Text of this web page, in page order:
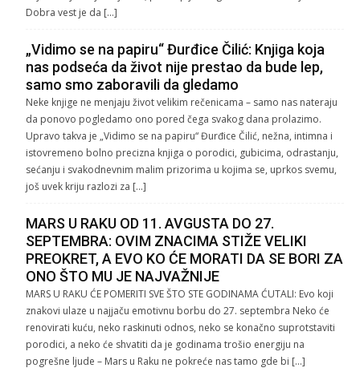
Dobra vest je da […]
„Vidimo se na papiru“ Đurđice Čilić: Knjiga koja
nas podseća da život nije prestao da bude lep,
samo smo zaboravili da gledamo
Neke knjige ne menjaju život velikim rečenicama – samo nas nateraju
da ponovo pogledamo ono pored čega svakog dana prolazimo.
Upravo takva je „Vidimo se na papiru“ Đurđice Čilić, nežna, intimna i
istovremeno bolno precizna knjiga o porodici, gubicima, odrastanju,
sećanju i svakodnevnim malim prizorima u kojima se, uprkos svemu,
još uvek kriju razlozi za […]
MARS U RAKU OD 11. AVGUSTA DO 27.
SEPTEMBRA: OVIM ZNACIMA STIŽE VELIKI
PREOKRET, A EVO KO ĆE MORATI DA SE BORI ZA
ONO ŠTO MU JE NAJVAŽNIJE
MARS U RAKU ĆE POMERITI SVE ŠTO STE GODINAMA ĆUTALI: Evo koji
znakovi ulaze u najjaču emotivnu borbu do 27. septembra Neko će
renovirati kuću, neko raskinuti odnos, neko se konačno suprotstaviti
porodici, a neko će shvatiti da je godinama trošio energiju na
pogrešne ljude – Mars u Raku ne pokreće nas tamo gde bi […]